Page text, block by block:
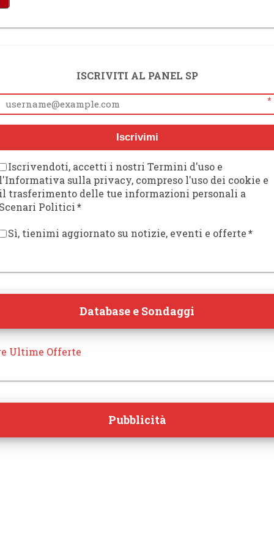
ISCRIVITI AL PANEL SP
*
Iscrivimi
Iscrivendoti, accetti i nostri Termini d'uso e
sulla privacy, compreso l'uso dei cookie e
trasferimento delle tue informazioni personali a
Politici*
Sì, tienimi aggiornato su notizie, eventi e offerte*
Database e Sondaggi
Ultime Offerte
Pubblicità